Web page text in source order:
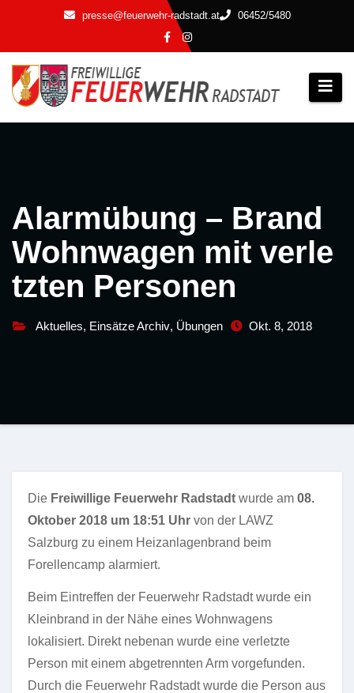
springen
presse@feuerwehr-radstadt.at 06452/5480
Alarmübung – Brand
Wohnwagen mit verle
tzten Personen
Aktuelles, Einsätze Archiv, Übungen Okt. 8, 2018
Die Freiwillige Feuerwehr Radstadt wurde am 08.
Oktober 2018 um 18:51 Uhr von der LAWZ
Salzburg zu einem Heizanlagenbrand beim
Forellencamp alarmiert.
Beim Eintreffen der Feuerwehr Radstadt wurde ein
Kleinbrand in der Nähe eines Wohnwagens
lokalisiert. Direkt nebenan wurde eine verletzte
Person mit einem abgetrennten Arm vorgefunden.
Durch die Feuerwehr Radstadt wurde die Person aus